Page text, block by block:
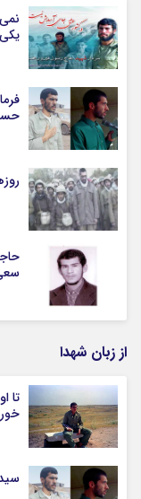
از زبان شهدا
تا